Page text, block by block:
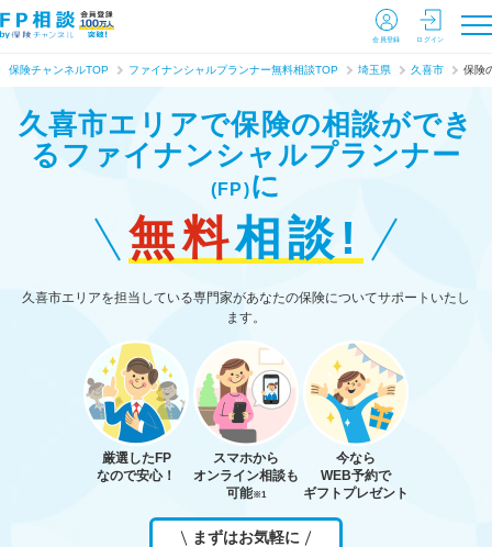
会員登録 ログイン
保険チャンネルTOP ファイナンシャルプランナー無料相談TOP 埼玉県 久喜市 保険
久喜市エリアで保険の相談ができ
る ファイナンシャルプランナー
(FP)に
無料相談!
久喜市エリアを担当している専門家があなたの保険についてサポートいたし
ます。
厳選したFP
なので安心！
スマホから
オンライン相談も
可能※1
今なら
WEB予約で
ギフトプレゼント
まずはお気軽に